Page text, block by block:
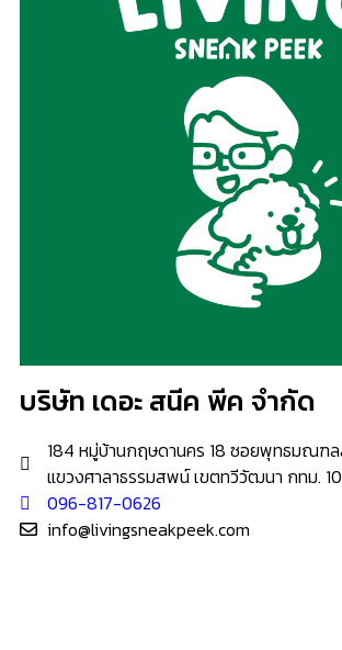
บริษัท เดอะ สนีค พีค จำกัด
184 หมู่บ้านกฤษดานคร 18 ซอยพุทธมณฑ
แขวงศาลาธรรมสพน์ เขตทวีวัฒนา กทม.
096-817-0626
info@livingsneakpeek.com